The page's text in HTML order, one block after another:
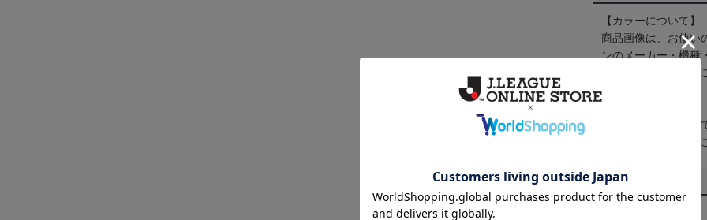
【カラーについて】
商品画像は、お使い
ンのメーカー・機種
なって見える場合
取り扱い商品によ
予告なく変更にな
その他